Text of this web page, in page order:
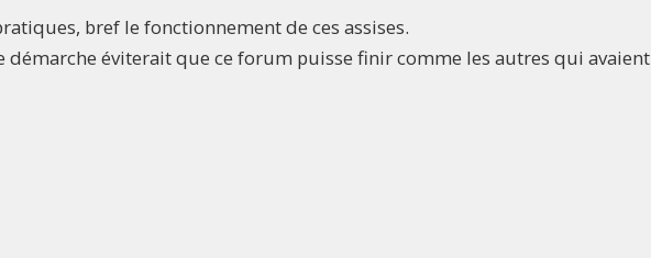
bref le fonctionnement de ces assises.
démarche éviterait que ce forum puisse finir comme les autres qui avaient